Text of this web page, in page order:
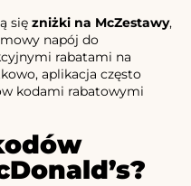
się zniżki na McZestawy,
napój do
rabatami na
aplikacja często
kodami rabatowymi